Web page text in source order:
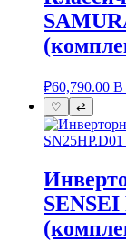
₽60,790.00 В
♡
⇄
SENSEI